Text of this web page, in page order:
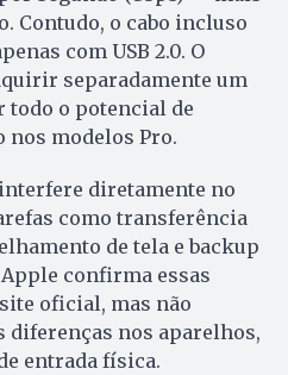
Contudo, o cabo incluso
com USB 2.0. O
separadamente um
todo o potencial de
modelos Pro.
diretamente no
como transferência
de tela e backup
confirma essas
oficial, mas não
diferenças nos aparelhos,
entrada física.